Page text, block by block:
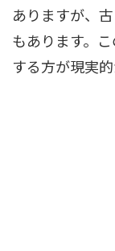
ありますが、
もあります。
する方が現実